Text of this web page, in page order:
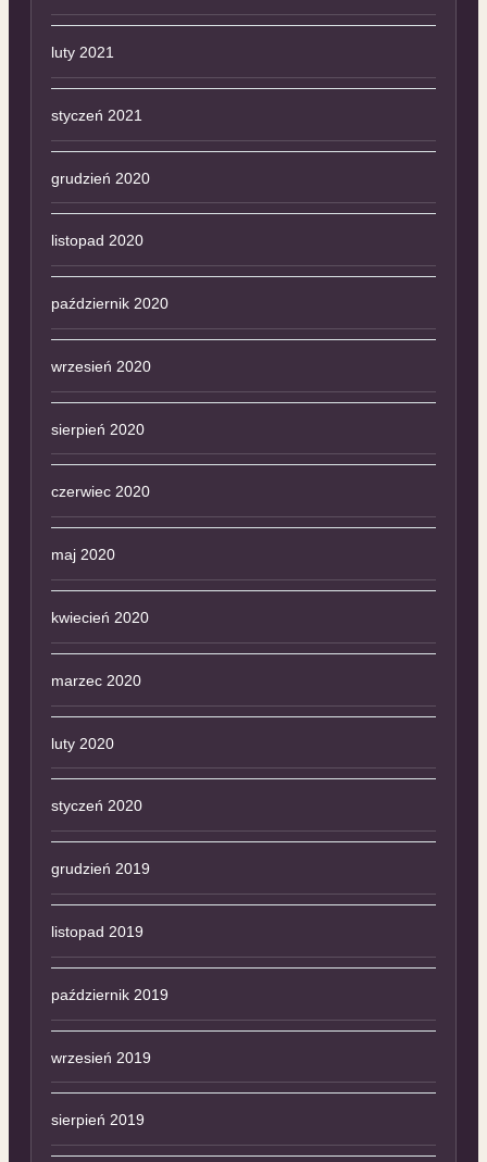
luty 2021
styczeń 2021
grudzień 2020
listopad 2020
październik 2020
wrzesień 2020
sierpień 2020
czerwiec 2020
maj 2020
kwiecień 2020
marzec 2020
luty 2020
styczeń 2020
grudzień 2019
listopad 2019
październik 2019
wrzesień 2019
sierpień 2019